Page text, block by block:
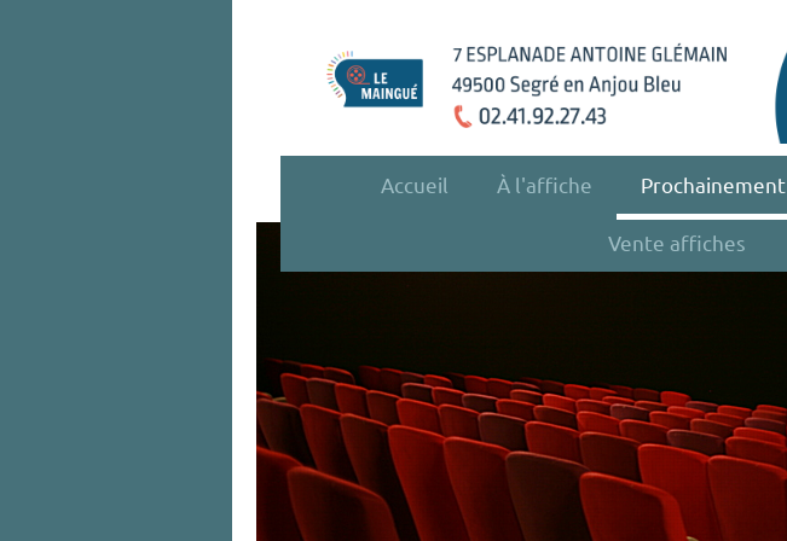
Accueil À l'affiche Prochainement
Vente affiches